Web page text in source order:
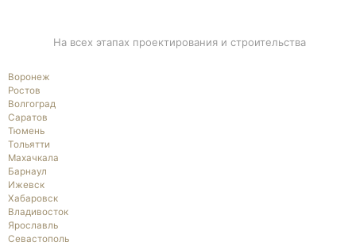
На всех этапах проектирования и строительства
Воронеж
Ростов
Волгоград
Саратов
Тюмень
Тольятти
Махачкала
Барнаул
Ижевск
Хабаровск
Владивосток
Ярославль
Севастополь